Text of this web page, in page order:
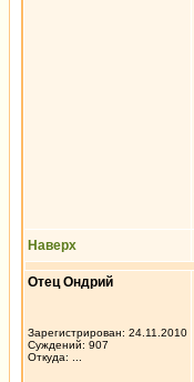
Наверх
Отец Ондрий
Зарегистрирован: 24.11.2010
Суждений: 907
Откуда: ...